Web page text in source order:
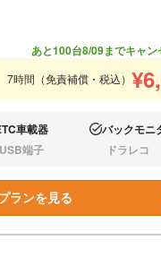
あと100台8/09までキャン
7時間（免責補償・税込） ¥
: 車載器 あり:バックモニ
:
USB端子 なし:ドラレコ
ランを見る